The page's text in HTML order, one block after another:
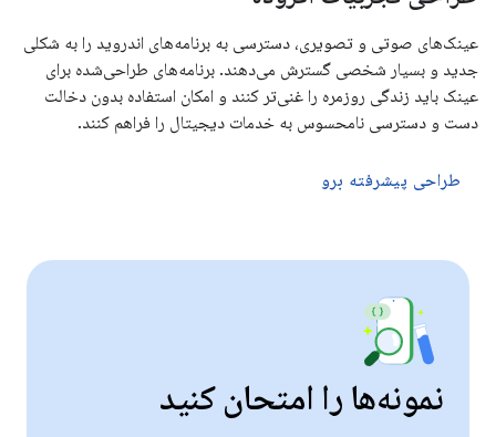
عینک‌های صوتی و تصویری، دسترسی به برنامه‌های اندروید را به شکلی
جدید و بسیار شخصی گسترش می‌دهند. برنامه‌های طراحی‌شده برای
عینک باید زندگی روزمره را غنی‌تر کنند و امکان استفاده بدون دخالت
دست و دسترسی نامحسوس به خدمات دیجیتال را فراهم کنند.
طراحی پیشرفته برو
نمونه‌ها را امتحان کنید